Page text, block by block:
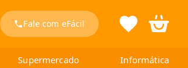
Fale com eFácil
Supermercado Informática